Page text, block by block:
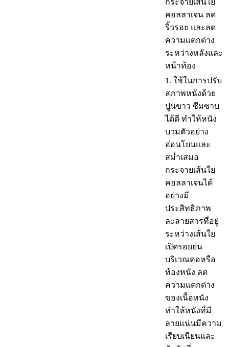
กระจายเส้นใย
คอลลาเจน ลด
ริ้วรอย และลด
ความแตกต่าง
ระหว่างหลังและ
หน้าท้อง
1. ใช้ในการปรับ
สภาพหนังด้วย
ปูนขาว ซึมซาบ
ได้ดี ทำให้หนัง
บวมตัวอย่าง
อ่อนโยนและ
สม่ำเสมอ
กระจายเส้นใย
คอลลาเจนได้
อย่างมี
ประสิทธิภาพ
ละลายสารที่อยู่
ระหว่างเส้นใย
เปิดรอยย่น
บริเวณคอหรือ
ท้องหนัง ลด
ความแตกต่าง
ของเนื้อหนัง
ทำให้หนังที่มี
ลายแน่นมีความ
เรียบเนียนและ